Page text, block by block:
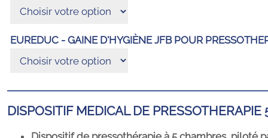
EUREDUC - GAINE D'HYGIÈNE JFB POUR
DISPOSITIF MEDICAL DE PRESSOTHERAPIE